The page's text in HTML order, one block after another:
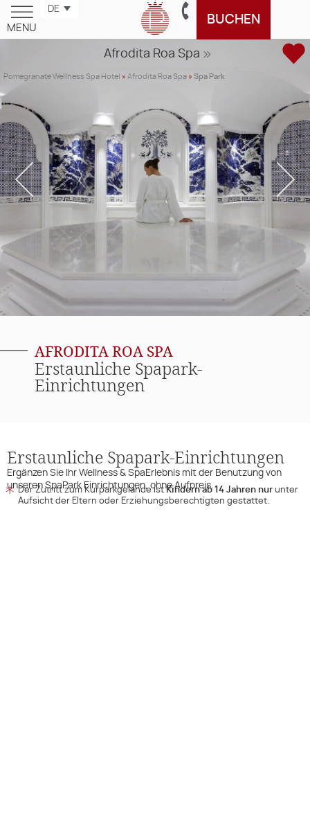
MENU
DE
BUCHEN
Pomegranate Wellness Spa Hotel » Afrodita Roa Spa » Spa Park
AFRODITA ROA SPA
Erstaunliche Spapark-
Einrichtungen
Erstaunliche Spapark-Einrichtungen
Ergänzen Sie Ihr Wellness & SpaErlebnis mit der Benutzung von
unseren SpaPark Einrichtungen, ohne Aufpreis.
Der Zutritt zum Kurparkgelände istKindern ab 14 Jahren nur unter
Aufsicht der Eltern oder Erziehungsberechtigten gestattet.